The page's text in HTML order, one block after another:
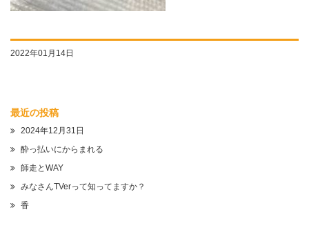
2022年01月14日
最近の投稿
2024年12月31日
酔っ払いにからまれる
師走とWAY
みなさんTVerって知ってますか？
香